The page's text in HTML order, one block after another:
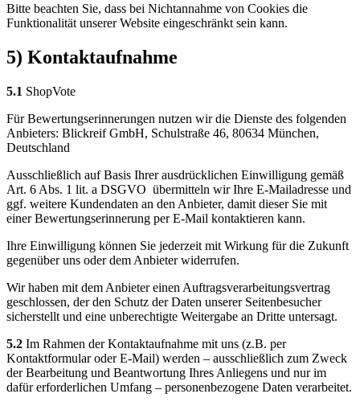
Bitte beachten Sie, dass bei Nichtannahme von Cookies die
Funktionalität unserer Website eingeschränkt sein kann.
5) Kontaktaufnahme
5.1 ShopVote
Für Bewertungserinnerungen nutzen wir die Dienste des folgenden
Anbieters: Blickreif GmbH, Schulstraße 46, 80634 München,
Deutschland
Ausschließlich auf Basis Ihrer ausdrücklichen Einwilligung gemäß
Art. 6 Abs. 1 lit. a DSGVO übermitteln wir Ihre E-Mailadresse und
ggf. weitere Kundendaten an den Anbieter, damit dieser Sie mit
einer Bewertungserinnerung per E-Mail kontaktieren kann.
Ihre Einwilligung können Sie jederzeit mit Wirkung für die Zukunft
gegenüber uns oder dem Anbieter widerrufen.
Wir haben mit dem Anbieter einen Auftragsverarbeitungsvertrag
geschlossen, der den Schutz der Daten unserer Seitenbesucher
sicherstellt und eine unberechtigte Weitergabe an Dritte untersagt.
5.2 Im Rahmen der Kontaktaufnahme mit uns (z.B. per
Kontaktformular oder E-Mail) werden – ausschließlich zum Zweck
der Bearbeitung und Beantwortung Ihres Anliegens und nur im
dafür erforderlichen Umfang – personenbezogene Daten verarbeitet.